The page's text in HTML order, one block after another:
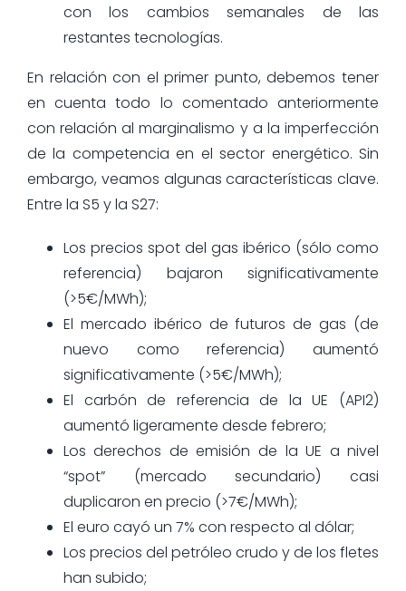
con los cambios semanales de las
restantes tecnologías.
En relación con el primer punto, debemos tener
en cuenta todo lo comentado anteriormente
con relación al marginalismo y a la imperfección
de la competencia en el sector energético. Sin
embargo, veamos algunas características clave.
Entre la S5 y la S27:
Los precios spot del gas ibérico (sólo como
referencia) bajaron significativamente
(>5€/MWh);
El mercado ibérico de futuros de gas (de
nuevo como referencia) aumentó
significativamente (>5€/MWh);
El carbón de referencia de la UE (API2)
aumentó ligeramente desde febrero;
Los derechos de emisión de la UE a nivel
“spot” (mercado secundario) casi
duplicaron en precio (>7€/MWh);
El euro cayó un 7% con respecto al dólar;
Los precios del petróleo crudo y de los fletes
han subido;